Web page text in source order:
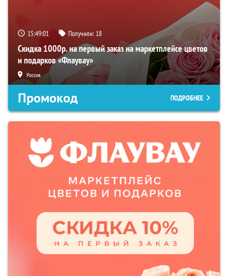
15:49:00 Получили: 18
Скидка 1000р. на первый заказ на маркетплейсе цветов
и подарков «Флаувау»
Россия
Промокод ПОДРОБНЕЕ